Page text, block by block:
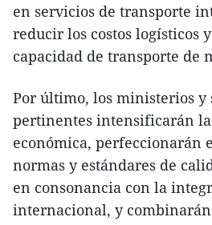
en servicios de transporte
reducir los costos logísticos
capacidad de transporte de
Por último, los ministerios y
pertinentes intensificarán
económica, perfeccionarán
normas y estándares de
en consonancia con la
internacional, y